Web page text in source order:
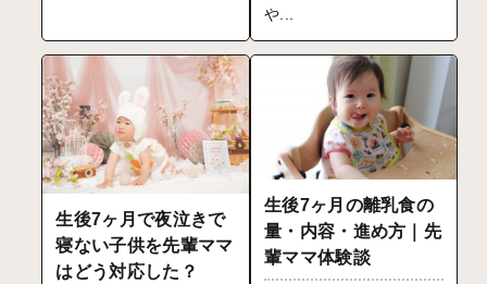
や...
生後7ヶ月で夜泣きで
寝ない子供を先輩ママ
はどう対応した？
生後7ヶ月の離乳食の
量・内容・進め方｜先
輩ママ体験談